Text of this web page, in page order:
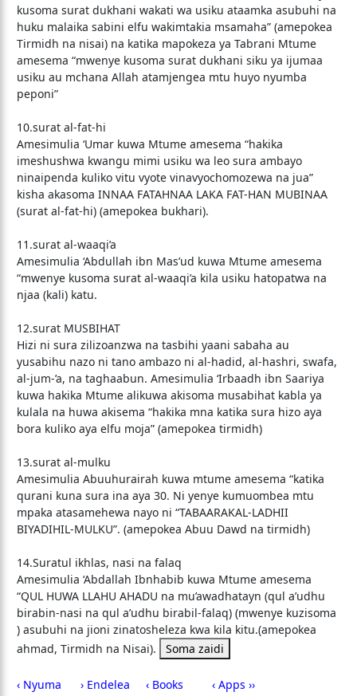
kusoma surat dukhani wakati wa usiku ataamka asubuhi na
huku malaika sabini elfu wakimtakia msamaha” (amepokea
Tirmidh na nisai) na katika mapokeza ya Tabrani Mtume
amesema “mwenye kusoma surat dukhani siku ya ijumaa
usiku au mchana Allah atamjengea mtu huyo nyumba
peponi”
10.surat al-fat-hi
Amesimulia ‘Umar kuwa Mtume amesema “hakika
imeshushwa kwangu mimi usiku wa leo sura ambayo
ninaipenda kuliko vitu vyote vinavyochomozewa na jua”
kisha akasoma INNAA FATAHNAA LAKA FAT-HAN MUBINAA
(surat al-fat-hi) (amepokea bukhari).
11.surat al-waaqi’a
Amesimulia ‘Abdullah ibn Mas’ud kuwa Mtume amesema
“mwenye kusoma surat al-waaqi’a kila usiku hatopatwa na
njaa (kali) katu.
12.surat MUSBIHAT
Hizi ni sura zilizoanzwa na tasbihi yaani sabaha au
yusabihu nazo ni tano ambazo ni al-hadid, al-hashri, swafa,
al-jum-’a, na taghaabun. Amesimulia ‘Irbaadh ibn Saariya
kuwa hakika Mtume alikuwa akisoma musabihat kabla ya
kulala na huwa akisema “hakika mna katika sura hizo aya
bora kuliko aya elfu moja” (amepokea tirmidh)
13.surat al-mulku
Amesimulia Abuuhurairah kuwa mtume amesema “katika
qurani kuna sura ina aya 30. Ni yenye kumuombea mtu
mpaka atasamehewa nayo ni “TABAARAKAL-LADHII
BIYADIHIL-MULKU”. (amepokea Abuu Dawd na tirmidh)
14.Suratul ikhlas, nasi na falaq
Amesimulia ‘Abdallah Ibnhabib kuwa Mtume amesema
“QUL HUWA LLAHU AHADU na mu’awadhatayn (qul a’udhu
birabin-nasi na qul a’udhu birabil-falaq) (mwenye kuzisoma
) asubuhi na jioni zinatosheleza kwa kila kitu.(amepokea
ahmad, Tirmidh na Nisai).
Soma zaidi
‹ Nyuma › Endelea ‹ Books ‹ Apps ››